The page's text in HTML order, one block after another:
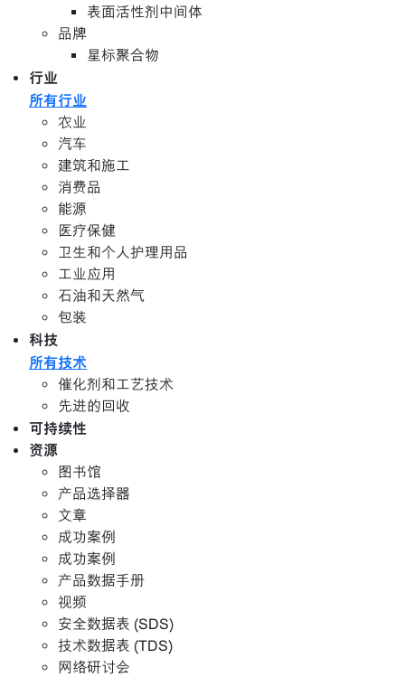
表面活性剂中间体
品牌
星标聚合物
行业
所有行业
农业
汽车
建筑和施工
消费品
能源
医疗保健
卫生和个人护理用品
工业应用
石油和天然气
包装
科技
所有技术
催化剂和工艺技术
先进的回收
可持续性
资源
图书馆
产品选择器
文章
成功案例
成功案例
产品数据手册
视频
安全数据表 (SDS)
技术数据表 (TDS)
网络研讨会